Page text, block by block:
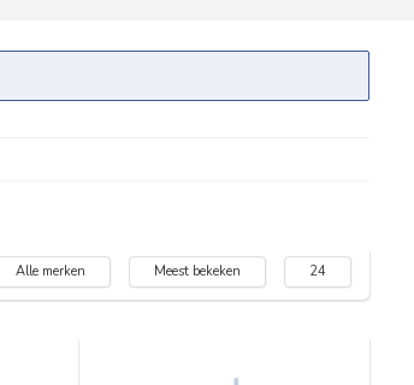
Alle merken Meest bekeken 24